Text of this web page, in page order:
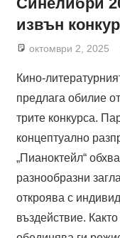
извън
октомври 2, 2025
Кино-
предлага обилие
трите конкурса.
концептуално
„Пианоктейл“
разнообразни
откроява с
въздействие.